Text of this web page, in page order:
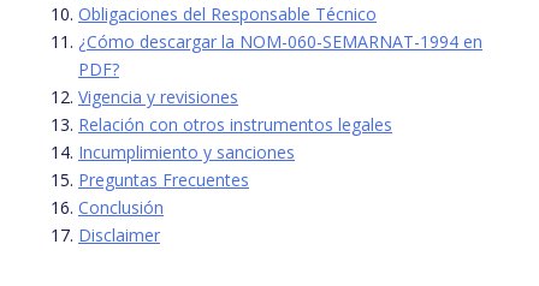
Obligaciones del Responsable Técnico
¿Cómo descargar la NOM-060-SEMARNAT-1994 en
PDF?
Vigencia y revisiones
Relación con otros instrumentos legales
Incumplimiento y sanciones
Preguntas Frecuentes
Conclusión
Disclaimer